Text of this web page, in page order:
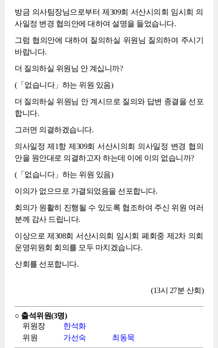
방금 의사팀장님으로부터 제309회 서산시의회 임시회 의
사일정 변경 협의안에 대하여 설명을 들었습니다.
그럼 협의안에 대하여 질의하실 위원님 질의하여 주시기
바랍니다.
더 질의하실 위원님 안 계십니까?
(「없습니다」하는 위원 있음)
더 질의하실 위원님 안 계시므로 질의와 답변 종결을 선포
합니다.
그러면 의결하겠습니다.
의사일정 제1항 제309회 서산시의회 의사일정 변경 협의
안을 원안대로 의결하고자 하는데 이에 이의 없습니까?
(「없습니다」하는 위원 있음)
이의가 없으므로 가결되었음을 선포합니다.
회의가 원활히 진행될 수 있도록 협조하여 주신 위원 여러
분께 감사 드립니다.
이상으로 제308회 서산시의회 임시회 폐회중 제2차 의회
운영위원회 회의를 모두 마치겠습니다.
산회를 선포합니다.
(13시 27분 산회)
○ 출석위원(3명)
위원장
한석화
위원
가선숙 최동묵